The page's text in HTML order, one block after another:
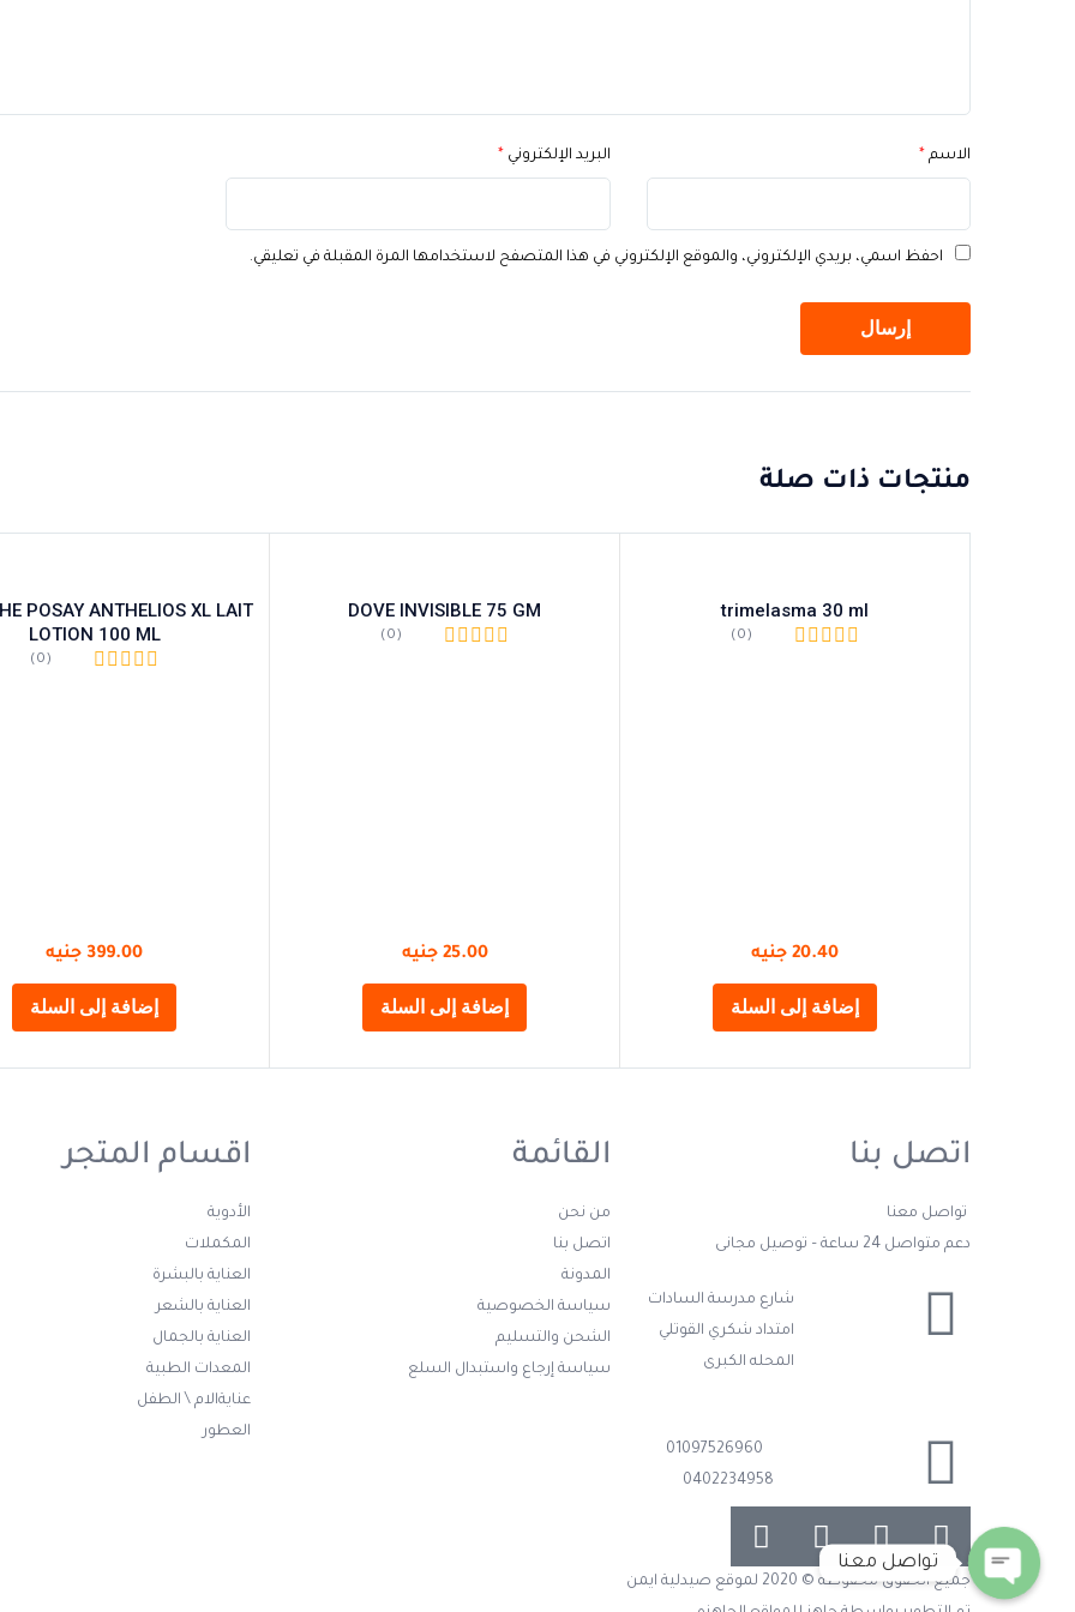
الاسم * البريد الإلكتروني *
احفظ اسمي، بريدي الإلكتروني، والموقع الإلكتروني في هذا المتصفح لاستخدامها المرة المقبلة في تعليقي.
منتجات ذات صلة
trimelasma 30 ml
(0)
20.40 جنيه
إضافة إلى السلة
DOVE INVISIBLE 75 GM
(0)
25.00 جنيه
إضافة إلى السلة
POSAY ANTHELIOS XL LAIT
LOTION 100 ML
(0)
399.00 جنيه
إضافة إلى السلة
اتصل بنا
تواصل معنا
دعم متواصل 24 ساعة – توصيل مجانى
شارع مدرسة السادات
امتداد شكري القوتلي
المحله الكبرى
01097526960
0402234958
القائمة
من نحن
اتصل بنا
المدونة
سياسة الخصوصية
الشحن والتسليم
سياسة إرجاع واستبدال السلع
اقسام المتجر
الأدوية
المكملات
العناية بالبشرة
العناية بالشعر
العناية بالجمال
المعدات الطبية
عنايةالام \ الطفل
العطور
جميع الحقوق محفوظة © 2020 لموقع صيدلية ايمن
تواصل معنا